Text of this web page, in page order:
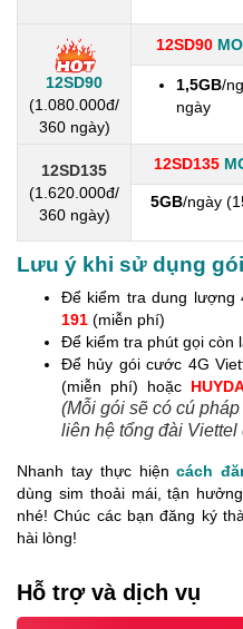
12SD90
(1.080.000đ/
360 ngày)
12SD90 MO
1,5GB/
ngày
12SD135
(1.620.000đ/
360 ngày)
12SD135
5GB/ngày
Lưu ý khi sử dụng
Để kiểm tra dung lượng
191 (miễn phí)
Để kiểm tra phút gọi còn
Để hủy gói cước 4G
(miễn phí) hoặc
(Mỗi gói sẽ có cú
liên hệ tổng đài Viettel
Nhanh tay thực hiệncách
dùng sim thoải mái, tận
nhé! Chúc các bạn đăng ký
hài lòng!
Hỗ trợ và dịch vụ